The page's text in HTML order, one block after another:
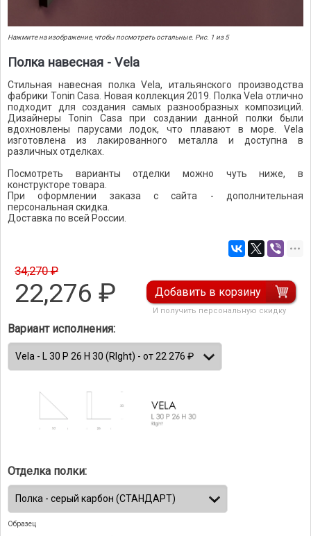
Нажмите на изображение, чтобы посмотреть остальные. Рис. 1 из 5
Полка навесная - Vela
Стильная навесная полка Vela, итальянского производства
фабрики Tonin Casa. Новая коллекция 2019. Полка Vela отлично
подходит для создания самых разнообразных композиций.
Дизайнеры Tonin Casa при создании данной полки были
вдохновлены парусами лодок, что плавают в море. Vela
изготовлена из лакированного металла и доступна в
различных отделках.
Посмотреть варианты отделки можно чуть ниже, в
конструкторе товара.
При оформлении заказа с сайта - дополнительная
персональная скидка.
Доставка по всей России.
34,270 ₽
22,276 ₽ Добавить в корзину
И получить персональную скидку
Вариант исполнения:
Отделка полки:
Образец